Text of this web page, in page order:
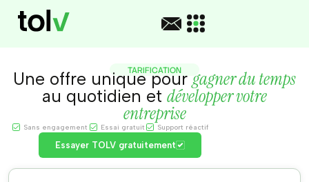
TARIFICATION
Une offre unique pour gagner du temps
au quotidien et développer votre
entreprise
Sans engagement Essai gratuit Support réactif
Essayer TOLV gratuitement